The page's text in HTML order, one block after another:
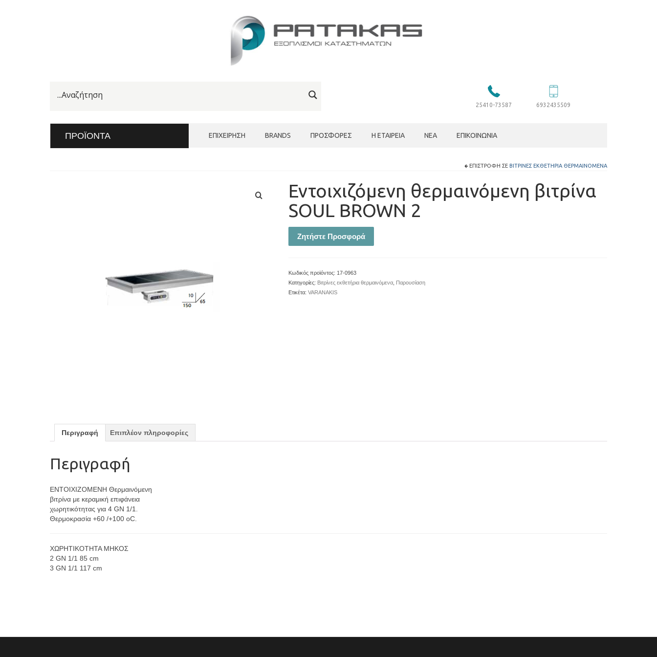
25410-73587 6932435509
ΠΡΟΪΌΝΤΑ ΕΠΙΧΕΊΡΗΣΗ BRANDS ΠΡΟΣΦΟΡΈΣ Η ΕΤΑΙΡΕΊΑ ΝΈΑ ΕΠΙΚΟΙΝΩΝΊΑ
ΕΠΙΣΤΡΟΦΉ ΣΕ ΒΙΤΡΊΝΕΣ ΕΚΘΕΤΉΡΙΑ ΘΕΡΜΑΙΝΌΜΕΝΑ
Εντοιχιζόμενη θερμαινόμενη βιτρίνα
SOUL BROWN 2
Ζητήστε Προσφορά
Κωδικός προϊόντος: 17-0963
Κατηγορίες: Βιτρίνες εκθετήρια θερμαινόμενα, Παρουσίαση
Ετικέτα: VARANAKIS
Περιγραφή Επιπλέον πληροφορίες
Περιγραφή
ENTOIXIZOMENH Θερμαινόμενη
βιτρίνα με κεραμική επιφάνεια
χωρητικότητας για 4 GN 1/1.
Θερμοκρασία +60 /+100 οC.
XΩΡΗΤΙΚΟΤΗΤΑ ΜΗΚΟΣ
2 GN 1/1 85 cm
3 GN 1/1 117 cm